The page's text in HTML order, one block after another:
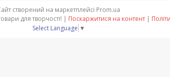
створений на маркетплейсі Prom.ua
"BIG-Office" - Канцтовари, рюкзаки та товари для творчості! | Поскаржитися на контент |
Select Language ▼